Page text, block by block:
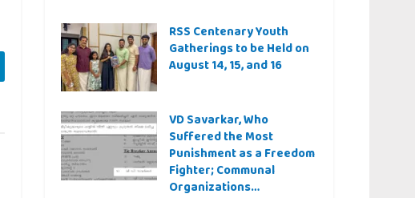
RSS Centenary Youth
Gatherings to be Held on
August 14, 15, and 16
VD Savarkar, Who
Suffered the Most
Punishment as a Freedom
Fighter; Communal
Organizations